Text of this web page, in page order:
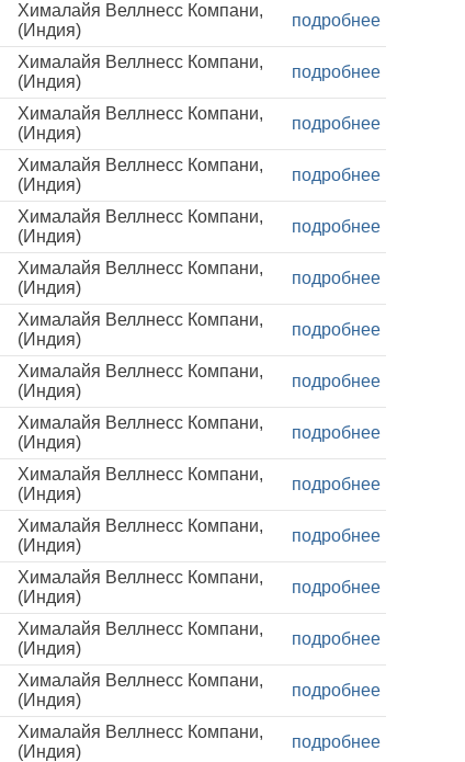
Хималайя Веллнесс Компани,
(Индия)
подробнее
Хималайя Веллнесс Компани,
(Индия)
подробнее
Хималайя Веллнесс Компани,
(Индия)
подробнее
Хималайя Веллнесс Компани,
(Индия)
подробнее
Хималайя Веллнесс Компани,
(Индия)
подробнее
Хималайя Веллнесс Компани,
(Индия)
подробнее
Хималайя Веллнесс Компани,
(Индия)
подробнее
Хималайя Веллнесс Компани,
(Индия)
подробнее
Хималайя Веллнесс Компани,
(Индия)
подробнее
Хималайя Веллнесс Компани,
(Индия)
подробнее
Хималайя Веллнесс Компани,
(Индия)
подробнее
Хималайя Веллнесс Компани,
(Индия)
подробнее
Хималайя Веллнесс Компани,
(Индия)
подробнее
Хималайя Веллнесс Компани,
(Индия)
подробнее
Хималайя Веллнесс Компани,
(Индия)
подробнее